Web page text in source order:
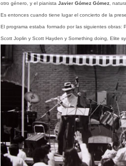
otro género, y el pianista Javier Gómez Gómez ,
Es entonces cuando tiene lugar el concierto de la
El programa estaba formado por las siguientes obras:
Scott Joplin y Scott Hayden y Something doing, Elite